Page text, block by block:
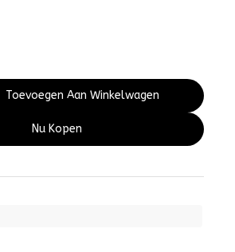
Toevoegen Aan Winkelwagen
Nu Kopen